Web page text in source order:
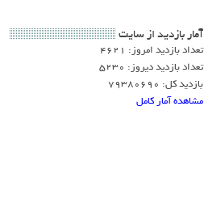
آمار بازديد از سايت
تعداد بازدید امروز: 4621
تعداد بازدید دیروز: 5230
بازدید کل: 79380690
مشاهده آمار کامل